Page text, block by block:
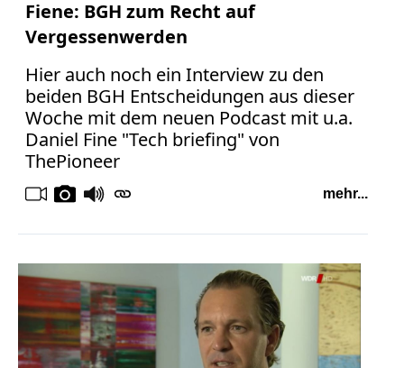
Fiene: BGH zum Recht auf
Vergessenwerden
Hier auch noch ein Interview zu den
beiden BGH Entscheidungen aus dieser
Woche mit dem neuen Podcast mit u.a.
Daniel Fine "Tech briefing" von
ThePioneer
mehr...